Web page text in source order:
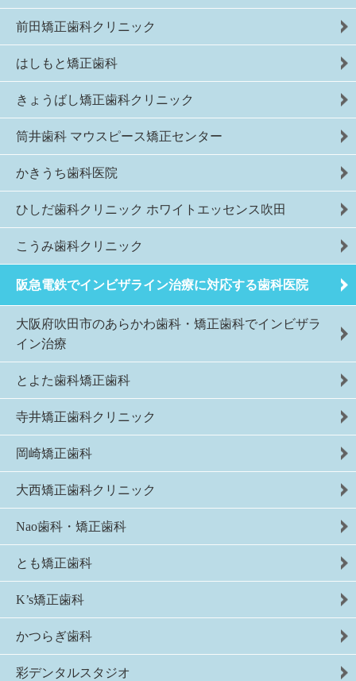
前田矯正歯科クリニック
はしもと矯正歯科
きょうばし矯正歯科クリニック
筒井歯科 マウスピース矯正センター
かきうち歯科医院
ひしだ歯科クリニック ホワイトエッセンス吹田
こうみ歯科クリニック
阪急電鉄でインビザライン治療に対応する歯科医院
大阪府吹田市のあらかわ歯科・矯正歯科でインビザラ
イン治療
とよた歯科矯正歯科
寺井矯正歯科クリニック
岡崎矯正歯科
大西矯正歯科クリニック
Nao歯科・矯正歯科
とも矯正歯科
K’s矯正歯科
かつらぎ歯科
彩デンタルスタジオ